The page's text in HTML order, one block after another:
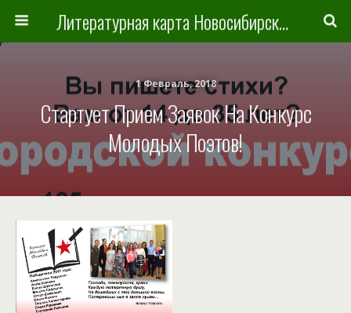
Литературная карта Новосибирска и Новосибирской области
1 Февраль, 2018
Стартует Прием Заявок На Конкурс
Молодых Поэтов!